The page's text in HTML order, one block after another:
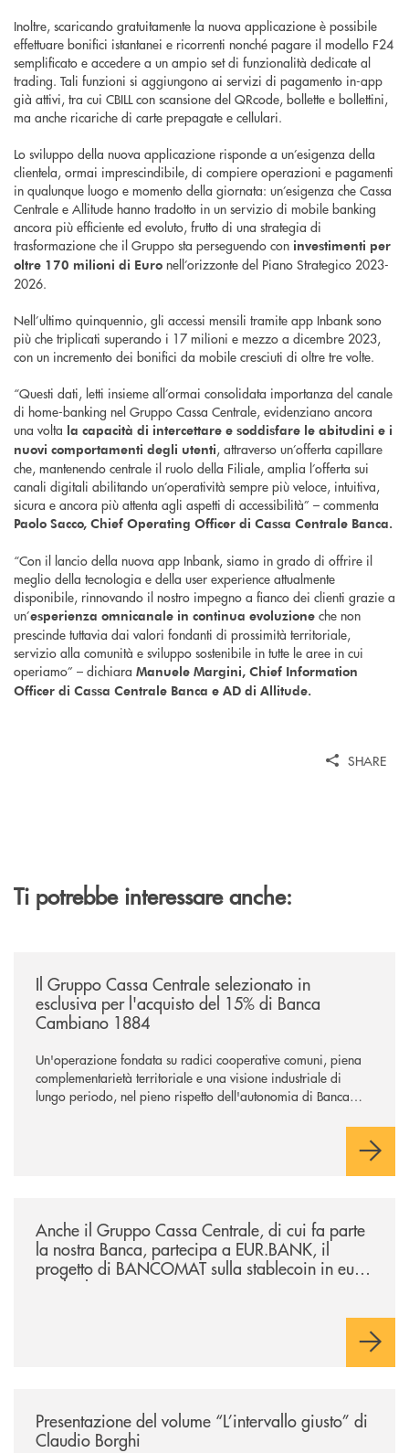
Inoltre, scaricando gratuitamente la nuova applicazione è possibile
effettuare bonifici istantanei e ricorrenti nonché pagare il modello F24
semplificato e accedere a un ampio set di funzionalità dedicate al
trading. Tali funzioni si aggiungono ai servizi di pagamento in-app
già attivi, tra cui CBILL con scansione del QRcode, bollette e bollettini,
ma anche ricariche di carte prepagate e cellulari.
Lo sviluppo della nuova applicazione risponde a un’esigenza della
clientela, ormai imprescindibile, di compiere operazioni e pagamenti
in qualunque luogo e momento della giornata: un’esigenza che Cassa
Centrale e Allitude hanno tradotto in un servizio di mobile banking
ancora più efficiente ed evoluto, frutto di una strategia di
trasformazione che il Gruppo sta perseguendo con investimenti per
oltre 170 milioni di Euro nell’orizzonte del Piano Strategico 2023-
2026.
Nell’ultimo quinquennio, gli accessi mensili tramite app Inbank sono
più che triplicati superando i 17 milioni e mezzo a dicembre 2023,
con un incremento dei bonifici da mobile cresciuti di oltre tre volte.
“Questi dati, letti insieme all’ormai consolidata importanza del canale
di home-banking nel Gruppo Cassa Centrale, evidenziano ancora
una volta la capacità di intercettare e soddisfare le abitudini e i
nuovi comportamenti degli utenti, attraverso un’offerta capillare
che, mantenendo centrale il ruolo della Filiale, amplia l’offerta sui
canali digitali abilitando un’operatività sempre più veloce, intuitiva,
sicura e ancora più attenta agli aspetti di accessibilità” – commenta
Paolo Sacco, Chief Operating Officer di Cassa Centrale Banca.
“Con il lancio della nuova app Inbank, siamo in grado di offrire il
meglio della tecnologia e della user experience attualmente
disponibile, rinnovando il nostro impegno a fianco dei clienti grazie a
un’esperienza omnicanale in continua evoluzione che non
prescinde tuttavia dai valori fondanti di prossimità territoriale,
servizio alla comunità e sviluppo sostenibile in tutte le aree in cui
operiamo” – dichiara Manuele Margini, Chief Information
Officer di Cassa Centrale Banca e AD di Allitude.
SHARE
Ti potrebbe interessare anche:
Il Gruppo Cassa Centrale selezionato in
esclusiva per l'acquisto del 15% di Banca
Cambiano 1884
Un'operazione fondata su radici cooperative comuni, piena
complementarietà territoriale e una visione industriale di
lungo periodo, nel pieno rispetto dell'autonomia di Banca
negoziazione esclusiva per la finalizzazione dell’operazione.
Anche il Gruppo Cassa Centrale, di cui fa parte
la nostra Banca, partecipa a EUR.BANK, il
progetto di BANCOMAT sulla stablecoin in euro
e sul relativo ecosistema
Presentazione del volume “L’intervallo giusto” di
Claudio Borghi